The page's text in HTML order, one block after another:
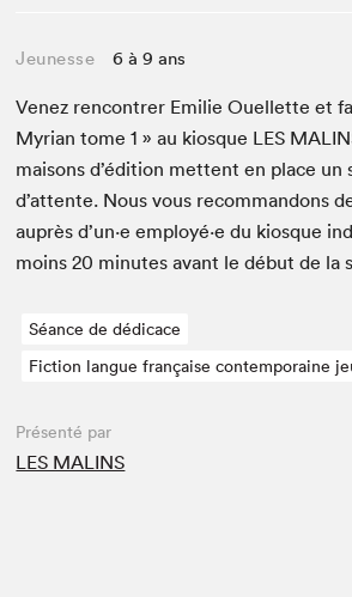
Jeunesse 6 à 9 ans
Venez ren­con­tr­er Emi­lie Ouel­lette et
Myr­i­an tome1 » au kiosque LES
maisons d’édi­tion met­tent en place un
d’at­tente. Nous vous recom­man­dons
auprès d’un·e employé·e du kiosque
moins20 min­utes avant le début de la
Séance de dédicace
Fiction langue française contemporaine
Présenté par
LES MALINS